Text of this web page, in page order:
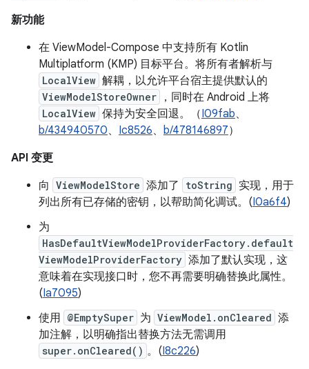
新功能
在 ViewModel-Compose 中支持所有 Kotlin
Multiplatform (KMP) 目标平台。将所有者解析与
LocalView 解耦，以允许平台宿主提供默认的
ViewModelStoreOwner ，同时在 Android 上将
LocalView 保持为安全回退。（I09fab、
b/434940570、 Ic8526、 b/478146897）
API 变更
向 ViewModelStore 添加了 toString 实现，用于
列出所有已存储的密钥，以帮助简化调试。(I0a6f4)
为
HasDefaultViewModelProviderFactory.default
ViewModelProviderFactory 添加了默认实现，这
意味着在实现接口时，您不再需要明确替换此属性。
(Ia7095)
使用 @EmptySuper 为 ViewModel.onCleared 添
加注解，以明确指出替换方法无需调用
super.onCleared() 。(I8c226)